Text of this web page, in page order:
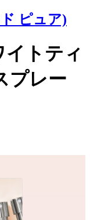
ピュア)
トティ
プレー